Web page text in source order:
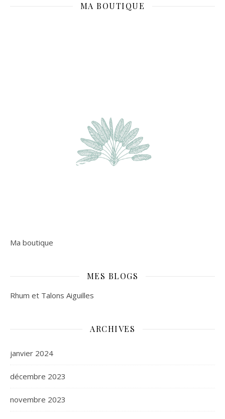
MA BOUTIQUE
Ma boutique
MES BLOGS
Rhum et Talons Aiguilles
ARCHIVES
janvier 2024
décembre 2023
novembre 2023